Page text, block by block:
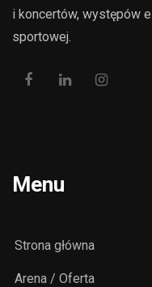
i koncertów, występów
sportowej.
Menu
Strona główna
Arena / Oferta